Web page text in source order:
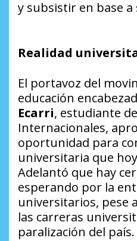
y subsistir en base
Realidad
El portavoz del
educación
Ecarri, estudiante
Internacionales,
oportunidad para
universitaria que
Adelantó que hay
esperando por la
universitarios, pese
las carreras
paralización del país.